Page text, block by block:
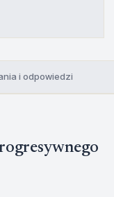
i odpowiedzi